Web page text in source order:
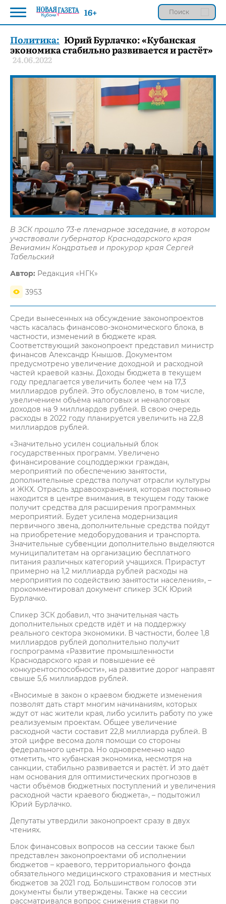
Политика: Юрий Бурлачко: «Кубанская
экономика стабильно развивается и растёт»
24.06.2022
В ЗСК прошло 73-е пленарное заседание, в котором
участвовали губернатор Краснодарского края
Вениамин Кондратьев и прокурор края Сергей
Табельский
Автор: Редакция «НГК»
3953
Среди вынесенных на обсуждение законопроектов
часть касалась финансово-экономического блока, в
частности, изменений в бюджете края.
Соответствующий законопроект представил министр
финансов Александр Кнышов. Документом
предусмотрено увеличение доходной и расходной
частей краевой казны. Доходы бюджета в текущем
году предлагается увеличить более чем на 17,3
миллиардов рублей. Это обусловлено, в том числе,
увеличением объёма налоговых и неналоговых
доходов на 9 миллиардов рублей. В свою очередь
расходы в 2022 году планируется увеличить на 22,8
миллиардов рублей.
«Значительно усилен социальный блок
государственных программ. Увеличено
финансирование соцподдержки граждан,
мероприятий по обеспечению занятости,
дополнительные средства получат отрасли культуры
и ЖКХ. Отрасль здравоохранения, которая постоянно
находится в центре внимания, в текущем году также
получит средства для расширения программных
мероприятий. Будет усилена модернизация
первичного звена, дополнительные средства пойдут
на приобретение медоборудования и транспорта.
Значительные субвенции дополнительно выделяются
муниципалитетам на организацию бесплатного
питания различных категорий учащихся. Прирастут
примерно на 1,2 миллиарда рублей расходы на
мероприятия по содействию занятости населения», –
прокомментировал документ спикер ЗСК Юрий
Бурлачко.
Спикер ЗСК добавил, что значительная часть
дополнительных средств идёт и на поддержку
реального сектора экономики. В частности, более 1,8
миллиардов рублей дополнительно получит
госпрограмма «Развитие промышленности
Краснодарского края и повышение её
конкурентоспособности», на развитие дорог направят
свыше 5,6 миллиардов рублей.
«Вносимые в закон о краевом бюджете изменения
позволят дать старт многим начинаниям, которых
ждут от нас жители края, либо усилить работу по уже
реализуемым проектам. Общее увеличение
расходной части составит 22,8 миллиарда рублей. В
этой цифре весома доля помощи со стороны
федерального центра. Но одновременно надо
отметить, что кубанская экономика, несмотря на
санкции, стабильно развивается и растёт. И это даёт
нам основания для оптимистических прогнозов в
части объёмов бюджетных поступлений и увеличения
расходной части краевого бюджета», – подытожил
Юрий Бурлачко.
Депутаты утвердили законопроект сразу в двух
чтениях.
Блок финансовых вопросов на сессии также был
представлен законопроектами об исполнении
бюджетов – краевого, территориального фонда
обязательного медицинского страхования и местных
бюджетов за 2021 год. Большинством голосов эти
документы были утверждены. Также на сессии
рассматривался вопрос снижения ставки по
16+